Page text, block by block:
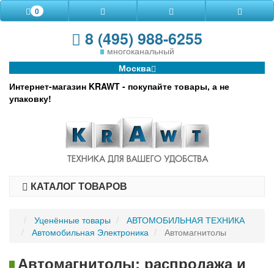
0
8 (495) 988-6255
многоканальный
Москва
Интернет-магазин KRAWT - покупайте товары, а не
упаковку!
КАТАЛОГ ТОВАРОВ
Уценённые товары
АВТОМОБИЛЬНАЯ ТЕХНИКА
Автомобильная Электроника
Автомагнитолы
Автомагнитолы: распродажа и